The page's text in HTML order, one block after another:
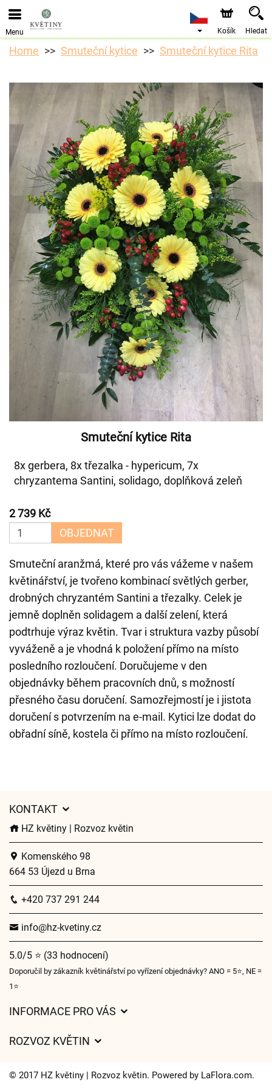
Menu Košík Hledat
Home Smuteční kytice Smuteční kytice Rita
Smuteční kytice Rita
8x gerbera, 8x třezalka - hypericum, 7x
chryzantema Santini, solidago, doplňková zeleň
2 739 Kč
OBJEDNAT
Smuteční aranžmá, které pro vás vážeme v našem
květinářství, je tvořeno kombinací světlých gerber,
drobných chryzantém Santini a třezalky. Celek je
jemně doplněn solidagem a další zelení, která
podtrhuje výraz květin. Tvar i struktura vazby působí
vyváženě a je vhodná k položení přímo na místo
posledního rozloučení. Doručujeme v den
objednávky během pracovních dnů, s možností
přesného času doručení. Samozřejmostí je i jistota
doručení s potvrzením na e-mail. Kytici lze dodat do
obřadní síně, kostela či přímo na místo rozloučení.
KONTAKT
HZ květiny | Rozvoz květin
Komenského 98
664 53 Újezd u Brna
+420 737 291 244
info@hz-kvetiny.cz
5.0/5 ⭐ (33 hodnocení)
Doporučil by zákazník květinářství po vyřízení objednávky? ANO = 5⭐, NE =
1⭐
INFORMACE PRO VÁS
O nás
ROZVOZ KVĚTIN
Kam doručujeme květiny
© 2017 HZ květiny | Rozvoz květin. Powered by LaFlora.com.